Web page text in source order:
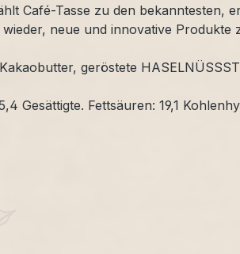
Café-Tasse zu den
neue und innovative Produkte
geröstete
Gesättigte. Fettsäuren: 19,1